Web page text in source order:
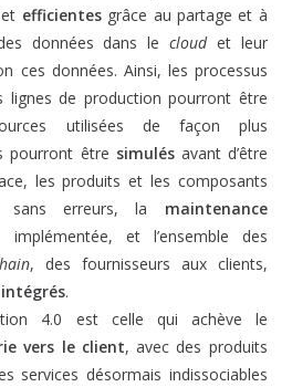
et efficientes grâce au partage et à
données dans le cloud et leur
ces données. Ainsi, les processus
lignes de production pourront être
utilisées de façon plus
pourront être simulés avant d’être
les produits et les composants
sans erreurs, la maintenance
et l’ensemble des
, des fournisseurs aux clients,
intégrés.
4.0 est celle qui achève le
vers le client, avec des produits
services désormais indissociables